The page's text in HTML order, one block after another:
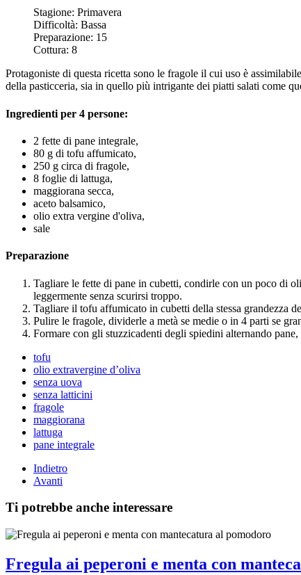
Stagione: Primavera
Difficoltà: Bassa
Preparazione: 15
Cottura: 8
Protagoniste di questa ricetta sono le fragole il cui uso è
della pasticceria, sia in quello più intrigante dei piatti salati come
Ingredienti per 4 persone:
2 fette di pane integrale,
80 g di tofu affumicato,
250 g circa di fragole,
8 foglie di lattuga,
maggiorana secca,
aceto balsamico,
olio extra vergine d'oliva,
sale
Preparazione
Tagliare le fette di pane in cubetti, condirle con un poco di
leggermente senza scurirsi troppo.
Tagliare il tofu affumicato in cubetti della stessa grandezza
Pulire le fragole, dividerle a metà se medie o in 4 parti se
Formare con gli stuzzicadenti degli spiedini alternando
tofu
olio extravergine d’oliva
senza uova
senza latticini
fragole
maggiorana
lattuga
pane integrale
Indietro
Avanti
Ti potrebbe anche interessare
Fregula ai peperoni e menta con